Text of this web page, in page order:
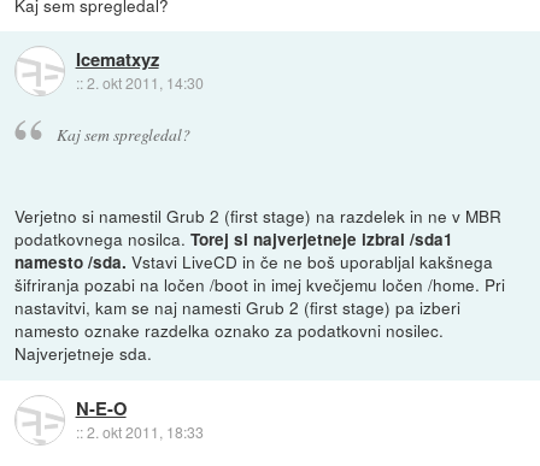
Icematxyz
::2. okt 2011, 14:30
Kaj sem spregledal?
Verjetno si namestil Grub 2 (first stage) na razdelek in ne v MBR
podatkovnega nosilca.Torej si najverjetneje izbral /sda1
namesto /sda. Vstavi LiveCD in če ne boš uporabljal kakšnega
šifriranja pozabi na ločen /boot in imej kvečjemu ločen /home. Pri
nastavitvi, kam se naj namesti Grub 2 (first stage) pa izberi
namesto oznake razdelka oznako za podatkovni nosilec.
Najverjetneje sda.
N-E-O
::2. okt 2011, 18:33